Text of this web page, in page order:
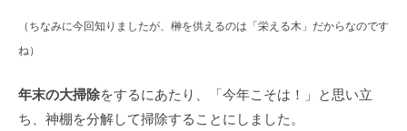
（ちなみに今回知りましたが、榊を供えるのは「栄える木」だからなのです
ね）
年末の大掃除をするにあたり、「今年こそは！」と思い立
ち、神棚を分解して掃除することにしました。